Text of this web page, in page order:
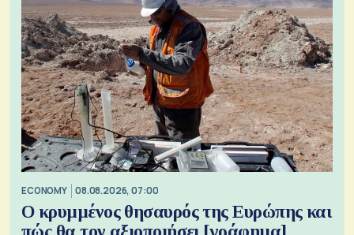
ECONOMY 08.08.2026, 07:00
Ο κρυμμένος θησαυρός της Ευρώπης και